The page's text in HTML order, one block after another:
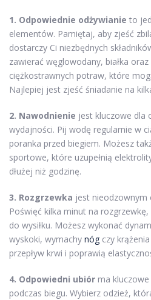
1. Odpowiednie odżywianie to
elementów. Pamiętaj, aby zjeść
dostarczy Ci niezbędnych
zawierać węglowodany, białka
ciężkostrawnych potraw, które
Najlepiej jest zjeść śniadanie na
2. Nawodnienie jest kluczowe dla
wydajności. Pij wodę regularnie w
poranka przed biegiem. Możesz
sportowe, które uzupełnią
dłużej niż godzinę.
3. Rozgrzewka jest
Poświęć kilka minut na
do wysiłku. Możesz wykonać
wyskoki, wymachy nóg czy
przepływ krwi i poprawią
4. Odpowiedni ubiór ma
podczas biegu. Wybierz odzież,